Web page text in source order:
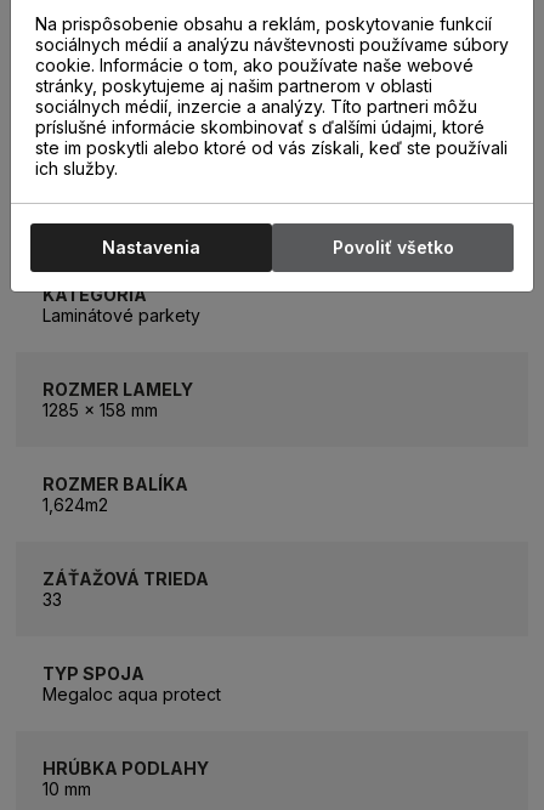
KATEGÓRIA
Laminátové parkety
ROZMER LAMELY
1285 x 158 mm
ROZMER BALÍKA
1,624m2
ZÁŤAŽOVÁ TRIEDA
33
TYP SPOJA
Megaloc aqua protect
HRÚBKA PODLAHY
10 mm
Na prispôsobenie obsahu a reklám, poskytovanie funkcií
sociálnych médií a analýzu návštevnosti používame súbory
cookie. Informácie o tom, ako používate naše webové
stránky, poskytujeme aj našim partnerom v oblasti
sociálnych médií, inzercie a analýzy. Títo partneri môžu
príslušné informácie skombinovať s ďalšími údajmi, ktoré
ste im poskytli alebo ktoré od vás získali, keď ste používali
ich služby.
Nastavenia Povoliť všetko